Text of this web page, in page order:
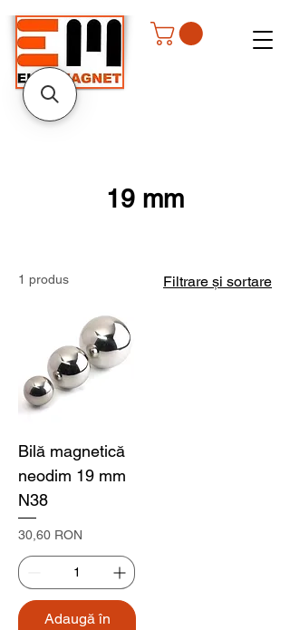
19 mm
1 produs Filtrare și sortare
Bilă magnetică
neodim 19 mm
N38
Preț
30,60 RON
Adaugă în